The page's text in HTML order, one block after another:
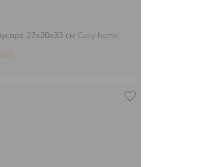
27х20х33 см Casy home